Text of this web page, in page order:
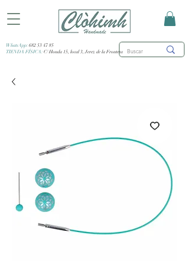
WhatsApp: 682 53 47 85
TIENDA FÍSICA: C/ Honda 15, local 3, Jerez de la Frontera